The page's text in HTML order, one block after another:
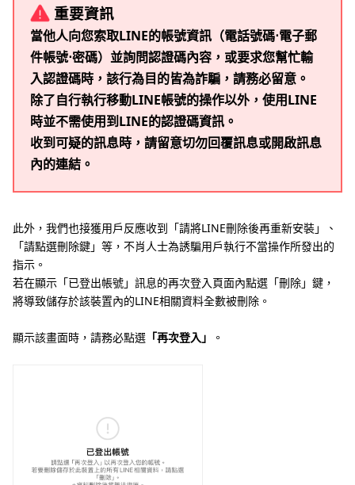
重要資訊
當他人向您索取LINE的帳號資訊（電話號碼⋅電子郵
件帳號⋅密碼）並詢問認證碼內容，或要求您幫忙輸
入認證碼時，該行為目的皆為詐騙，請務必留意。
除了自行執行移動LINE帳號的操作以外，使用LINE
時並不需使用到LINE的認證碼資訊。
收到可疑的訊息時，請留意切勿回覆訊息或開啟訊息
內的連結。
此外，我們也接獲用戶反應收到「請將LINE刪除後再重新安裝」、
「請點選刪除鍵」等，不肖人士為誘騙用戶執行不當操作所發出的
指示。
若在顯示「已登出帳號」訊息的再次登入頁面內點選「刪除」鍵，
將導致儲存於該裝置內的LINE相關資料全數被刪除。
顯示該畫面時，請務必點選 「再次登入」 。